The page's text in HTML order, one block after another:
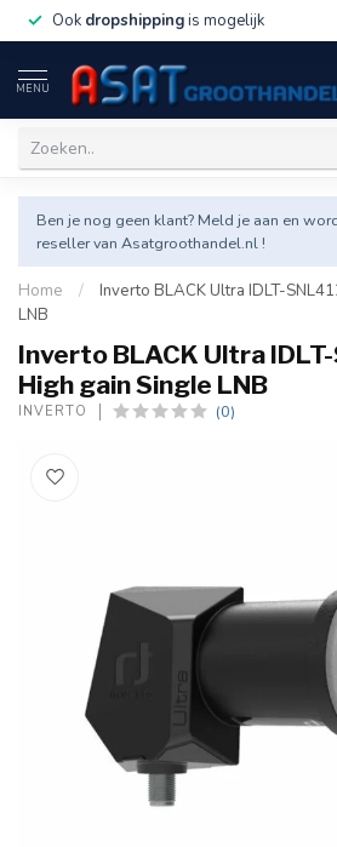
Ook dropshippingis mogelijk
MENU
Ben je nog geen klant? Meld je aan en
reseller van Asatgroothandel.nl !
Home /
Inverto BLACK Ultra IDLT-
LNB
Inverto BLACK Ultra
High gain Single LNB
INVERTO (0)